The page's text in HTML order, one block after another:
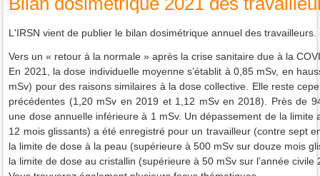
L'IRSN vient de publier le bilan dosimétrique annuel des travailleurs.
Vers un « retour à la normale » après la crise sanitaire due à la
En 2021, la dose individuelle moyenne s’établit à 0,85 mSv, en
mSv) pour des raisons similaires à la dose collective. Elle reste
précédentes (1,20 mSv en 2019 et 1,12 mSv en 2018). Près de
une dose annuelle inférieure à 1 mSv. Un dépassement de la
12 mois glissants) a été enregistré pour un travailleur (contre sept
la limite de dose à la peau (supérieure à 500 mSv sur douze mois
la limite de dose au cristallin (supérieure à 50 mSv sur l’année civile